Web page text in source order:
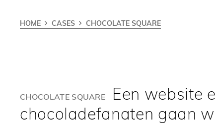
HOME CASES CHOCOLATE SQUARE
CHOCOLATE SQUARE
Een website
chocoladefanaten gaan